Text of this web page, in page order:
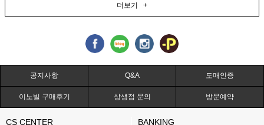
더보기 +
공지사항 Q&A 도매인증
이노빌 구매후기 상생점 문의 방문예약
CS CENTER BANKING